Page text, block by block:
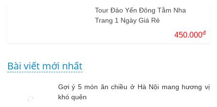
Tour Đảo Yến Đông Tằm Nha
Trang 1 Ngày Giá Rẻ
450.000đ
Bài viết mới nhất
Gợi ý 5 món ăn chiều ở Hà Nội mang hương vị
khó quên